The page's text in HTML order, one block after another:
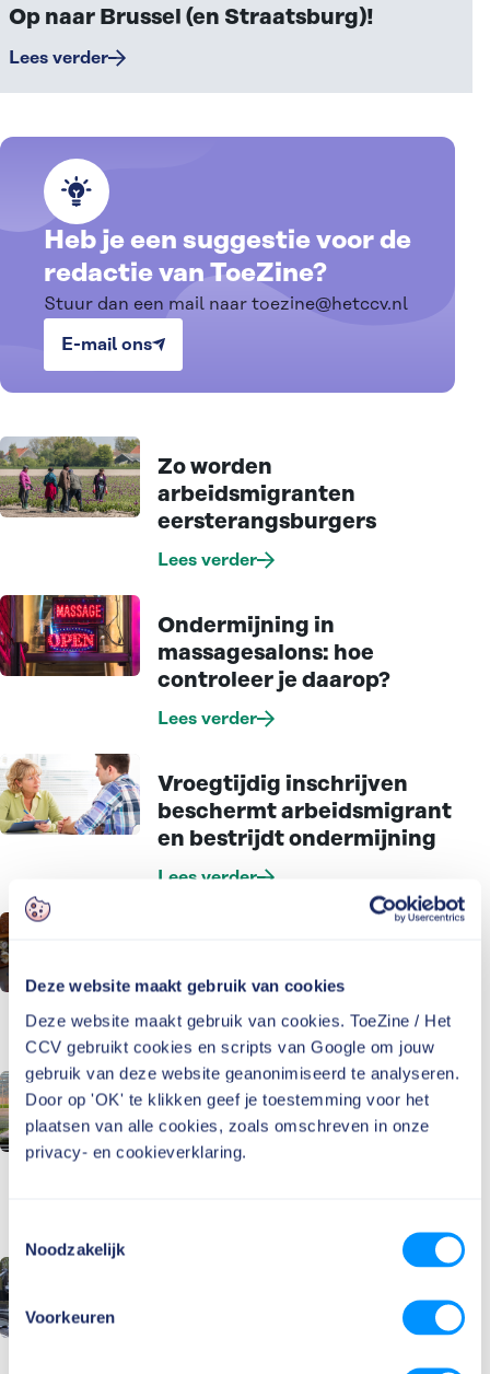
Deze website maakt gebruik van cookies
Deze website maakt gebruik van cookies. ToeZine / Het
CCV gebruikt cookies en scripts van Google om jouw
gebruik van deze website geanonimiseerd te analyseren.
Door op 'OK' te klikken geef je toestemming voor het
plaatsen van alle cookies, zoals omschreven in onze
privacy- en cookieverklaring.
Noodzakelijk
Voorkeuren
Op naar Brussel (en Straatsburg)!
Lees verder
Heb je een suggestie voor de
redactie van ToeZine?
Stuur dan een mail naar toezine@hetccv.nl
E-mail ons
Alle artikelen
Zo worden
arbeidsmigranten
eersterangsburgers
Lees verder
Ondermijning in
massagesalons: hoe
controleer je daarop?
Lees verder
Vroegtijdig inschrijven
beschermt arbeidsmigrant
en bestrijdt ondermijning
Lees verder
meer dan verwacht
Lees verder
Inspectie SZW zoekt
samenwerking met
glastuinbouw: ”We kunnen
hulpaanbod slachtoffers